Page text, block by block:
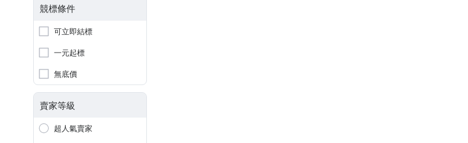
競標條件
可立即結標
一元起標
無底價
賣家等級
超人氣賣家